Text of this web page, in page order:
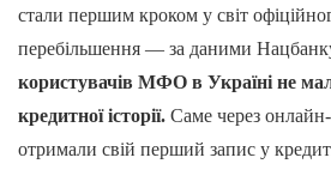
стали першим кроком у світ
перебільшення — за даними
користувачів МФО в Україні не
кредитної історії. Саме через
отримали свій перший запис у